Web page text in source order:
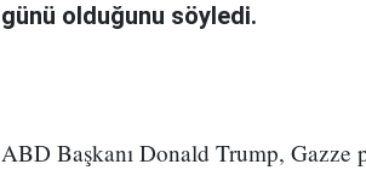
günü olduğunu söyledi.
ABD Başkanı Donald Trump, Gazze